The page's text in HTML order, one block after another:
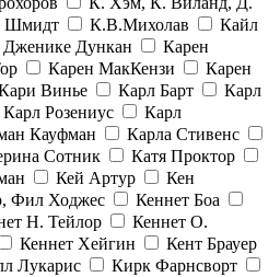
Шмидт К.В.Михолав
Кайл
Дженике Дункан
Карен
Карен МакКензи
Карен
Винье Карл Барт
Карл
Карл Розениус
Карл
Кауфман
Карла Стивенс
Сотник
Катя Проктор
Кей Артур
Кен
Фил Ходжес
Кеннет Боа
Н. Тейлор
Кеннет О.
Кеннет Хейгин
Кент Брауер
Лукарис
Кирк Фарнсворт